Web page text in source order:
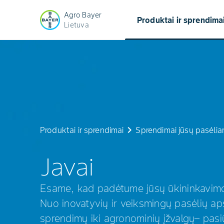
Agro Bayer
Lietuva
Produktai ir
Produktai ir sprendimai keyboard_arrow_right Sprendimai jūsų
Javai
Esame, kad padėtume jūsų
Nuo inovatyvių ir veiksmingų pasėlių
sprendimų iki agronominių įžvalgų–